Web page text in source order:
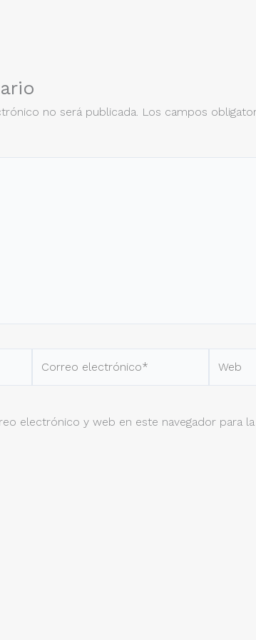
no será publicada. Los campos
electrónico*
electrónico y web en este navegador para